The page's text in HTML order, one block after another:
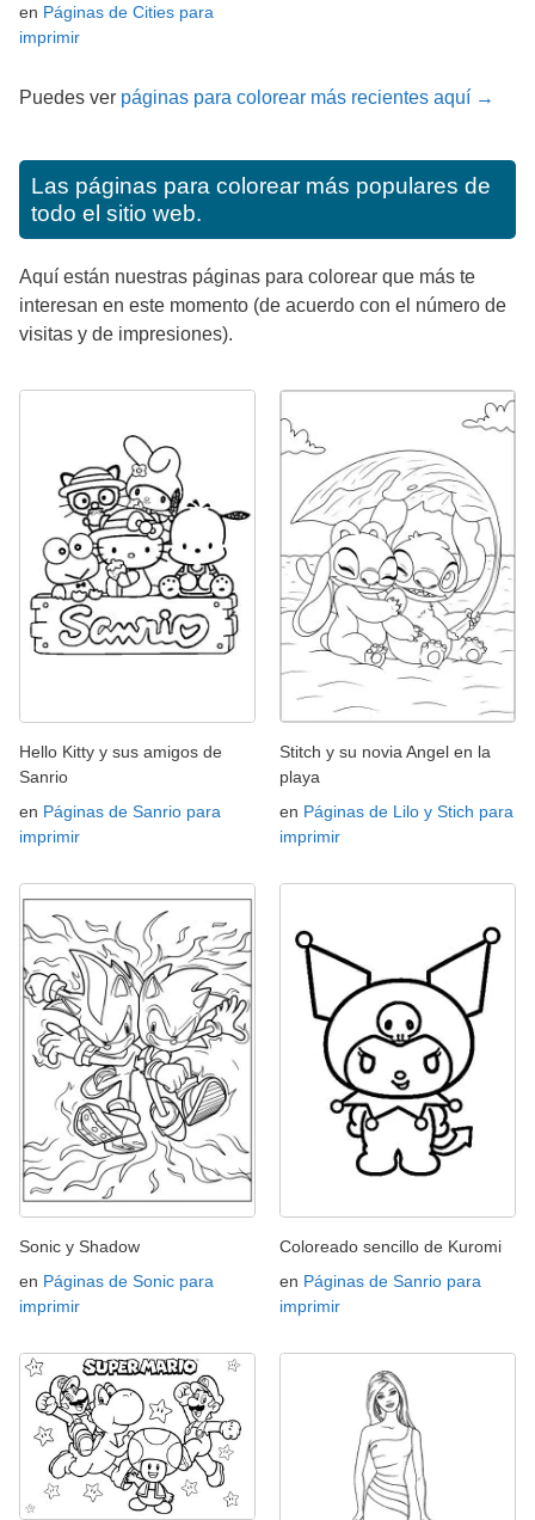
en Páginas de Cities para
imprimir
Puedes ver páginas para colorear más recientes aquí →
Las páginas para colorear más populares de
todo el sitio web.
Aquí están nuestras páginas para colorear que más te
interesan en este momento (de acuerdo con el número de
visitas y de impresiones).
Hello Kitty y sus amigos de
Sanrio
en Páginas de Sanrio para
imprimir
Stitch y su novia Angel en la
playa
en Páginas de Lilo y Stich para
imprimir
Sonic y Shadow
en Páginas de Sonic para
imprimir
Coloreado sencillo de Kuromi
en Páginas de Sanrio para
imprimir